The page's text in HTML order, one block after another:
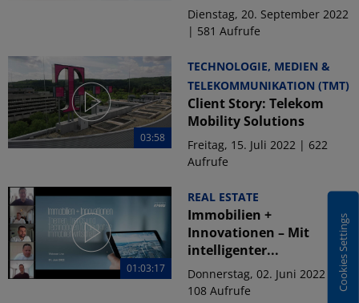
Dienstag, 20. September 2022
| 581 Aufrufe
03:58
TECHNOLOGIE, MEDIEN &
TELEKOMMUNIKATION (TMT)
Client Story: Telekom
Mobility Solutions
Freitag, 15. Juli 2022 | 622
Aufrufe
01:03:17
REAL ESTATE
Immobilien +
Innovationen – Mit
intelligenter...
Donnerstag, 02. Juni 2022 |
108 Aufrufe
Cookies Settings